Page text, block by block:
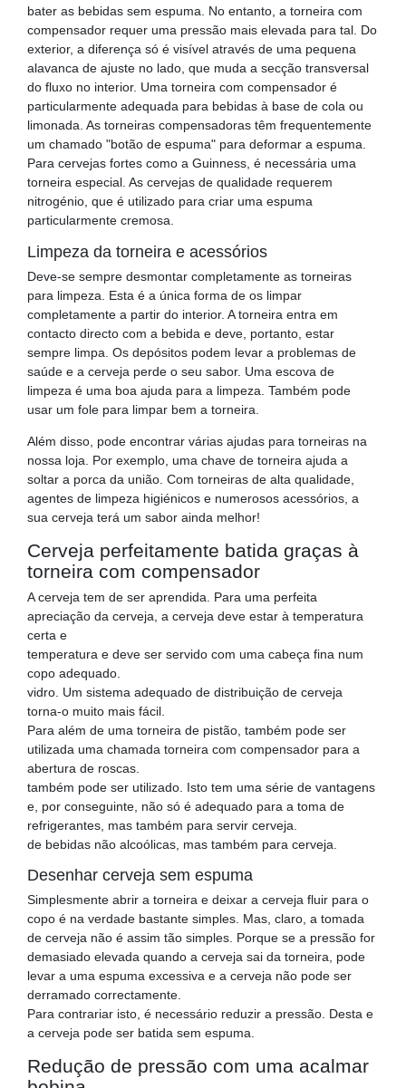
bater as bebidas sem espuma. No entanto, a torneira com
compensador requer uma pressão mais elevada para tal. Do
exterior, a diferença só é visível através de uma pequena
alavanca de ajuste no lado, que muda a secção transversal
do fluxo no interior. Uma torneira com compensador é
particularmente adequada para bebidas à base de cola ou
limonada. As torneiras compensadoras têm frequentemente
um chamado "botão de espuma" para deformar a espuma.
Para cervejas fortes como a Guinness, é necessária uma
torneira especial. As cervejas de qualidade requerem
nitrogénio, que é utilizado para criar uma espuma
particularmente cremosa.
Limpeza da torneira e acessórios
Deve-se sempre desmontar completamente as torneiras
para limpeza. Esta é a única forma de os limpar
completamente a partir do interior. A torneira entra em
contacto directo com a bebida e deve, portanto, estar
sempre limpa. Os depósitos podem levar a problemas de
saúde e a cerveja perde o seu sabor. Uma escova de
limpeza é uma boa ajuda para a limpeza. Também pode
usar um fole para limpar bem a torneira.
Além disso, pode encontrar várias ajudas para torneiras na
nossa loja. Por exemplo, uma chave de torneira ajuda a
soltar a porca da união. Com torneiras de alta qualidade,
agentes de limpeza higiénicos e numerosos acessórios, a
sua cerveja terá um sabor ainda melhor!
Cerveja perfeitamente batida graças à
torneira com compensador
A cerveja tem de ser aprendida. Para uma perfeita
apreciação da cerveja, a cerveja deve estar à temperatura
certa e
temperatura e deve ser servido com uma cabeça fina num
copo adequado.
vidro. Um sistema adequado de distribuição de cerveja
torna-o muito mais fácil.
Para além de uma torneira de pistão, também pode ser
utilizada uma chamada torneira com compensador para a
abertura de roscas.
também pode ser utilizado. Isto tem uma série de vantagens
e, por conseguinte, não só é adequado para a toma de
refrigerantes, mas também para servir cerveja.
de bebidas não alcoólicas, mas também para cerveja.
Desenhar cerveja sem espuma
Simplesmente abrir a torneira e deixar a cerveja fluir para o
copo é na verdade bastante simples. Mas, claro, a tomada
de cerveja não é assim tão simples. Porque se a pressão for
demasiado elevada quando a cerveja sai da torneira, pode
levar a uma espuma excessiva e a cerveja não pode ser
derramado correctamente.
Para contrariar isto, é necessário reduzir a pressão. Desta e
a cerveja pode ser batida sem espuma.
Redução de pressão com uma acalmar